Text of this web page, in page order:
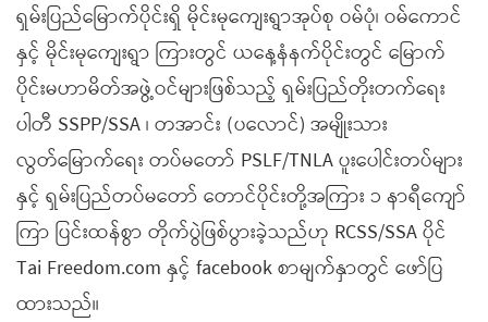
ရှမ်းပြည်မြောက်ပိုင်းရှိ မိုင်းမုကျေးရွာအုပ်စု ဝမ်ပုံ၊ ဝမ်ကောင်
နှင့် မိုင်းမုကျေးရွာ ကြားတွင် ယနေ့နံနက်ပိုင်းတွင် မြောက်
ပိုင်းမဟာမိတ်အဖွဲ့ဝင်များဖြစ်သည့် ရှမ်းပြည်တိုးတက်ရေး
ပါတီ SSPP/SSA ၊ တအာင်း (ပလောင်) အမျိုးသား
လွတ်မြောက်ရေး တပ်မတော် PSLF/TNLA ပူးပေါင်းတပ်များ
နှင့် ရှမ်းပြည်တပ်မတော် တောင်ပိုင်းတို့အကြား ၁ နာရီကျော်
ကြာ ပြင်းထန်စွာ တိုက်ပွဲဖြစ်ပွားခဲ့သည်ဟု RCSS/SSA ပိုင်
Tai Freedom.com နှင့် facebook စာမျက်နှာတွင် ဖော်ပြ
ထားသည်။